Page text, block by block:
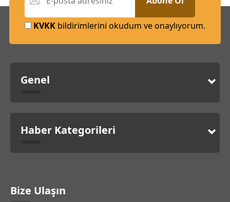
KVKK bildirimlerini okudum ve onaylıyorum.
Genel
Haber Kategorileri
Bize Ulaşın